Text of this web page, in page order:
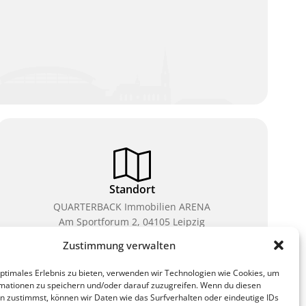
Zustimmung verwalten
Erlebnis zu bieten, verwenden wir Technologien wie Cookies, um
zu speichern und/oder darauf zuzugreifen. Wenn du diesen
zustimmst, können wir Daten wie das Surfverhalten oder eindeutige IDs
Standort
QUARTERBACK Immobilien ARENA
Am Sportforum 2, 04105 Leipzig
Sie erreichen uns mit dem Öffentlichen Nahverkehr:
Waldplatz/Arena. Kostenfreies Parken ist während
des Ticketkaufs möglich.